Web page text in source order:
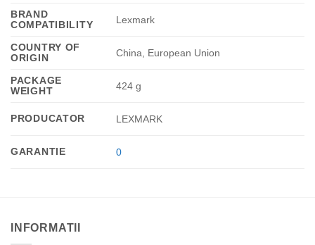
BRAND
COMPATIBILITY
Lexmark
COUNTRY OF
ORIGIN
China, European Union
PACKAGE
WEIGHT
424 g
PRODUCATOR LEXMARK
GARANTIE 0
INFORMATII